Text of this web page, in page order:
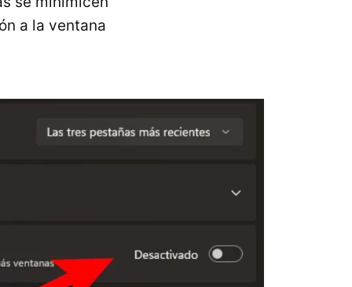
a la ventana